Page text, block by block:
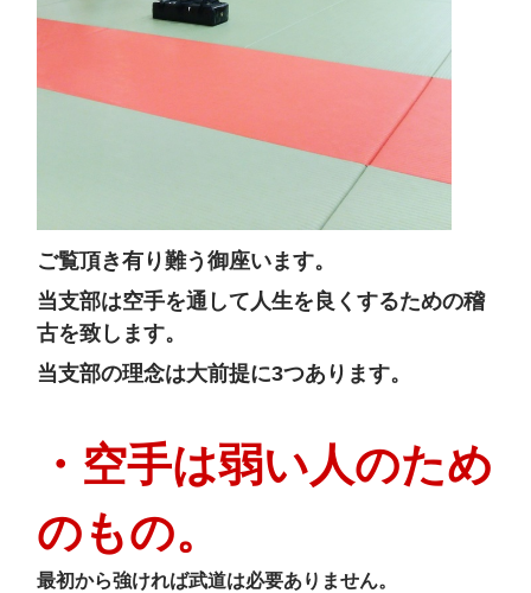
ご覧頂き有り難う御座います。
当支部は空手を通して人生を良くするための稽
古を致します。
当支部の理念は大前提に3つあります。
・空手は弱い人のため
のもの。
最初から強ければ武道は必要ありません。